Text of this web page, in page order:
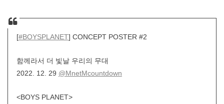
[#BOYSPLANET] CONCEPT POSTER #2
함께라서 더 빛날 우리의 무대
2022. 12. 29 @MnetMcountdown
<BOYS PLANET>